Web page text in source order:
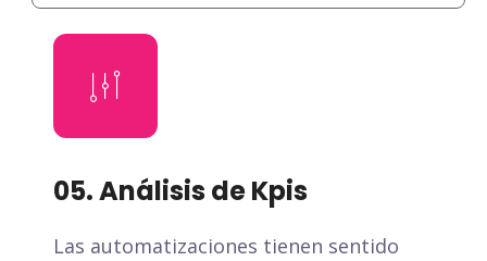
05. Análisis de Kpis
Las automatizaciones tienen sentido